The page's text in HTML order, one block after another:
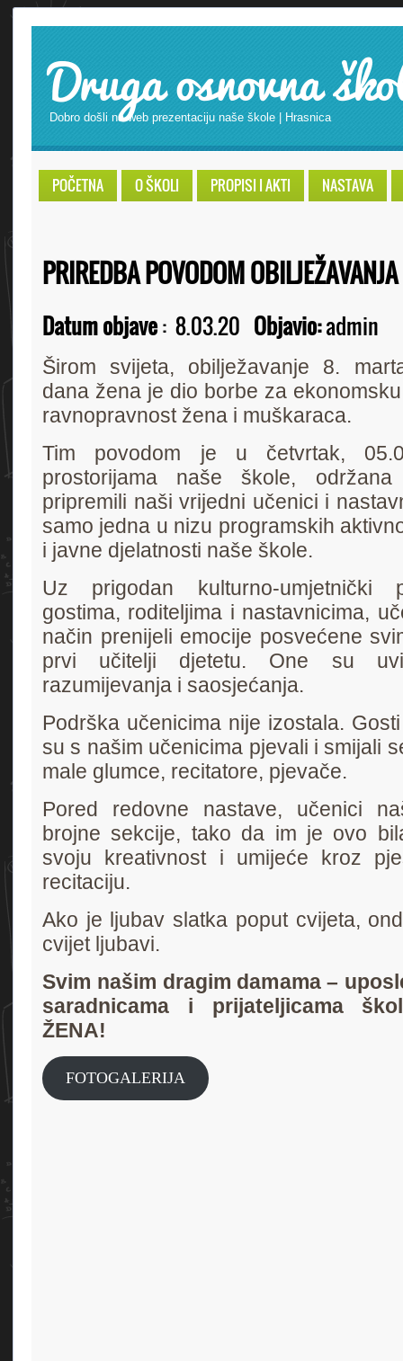
Druga osnovna
Dobro došli na web prezentaciju naše škole | Hrasnica
POČETNA O ŠKOLI PROPISI I AKTI NASTAVA
PRIREDBA POVODOM
Datum objave: 8.03.20 Objavio:admin
Širom svijeta, obilježavanje 8.
dana žena je dio borbe za
ravnopravnost žena i muškaraca.
Tim povodom je u četvrtak,
prostorijama naše škole,
pripremili naši vrijedni učenici i
samo jedna u nizu programskih
i javne djelatnosti naše škole.
Uz prigodan kulturno-umjetnički
gostima, roditeljima i nastavnicima,
način prenijeli emocije posvećene
prvi učitelji djetetu. One su
razumijevanja i saosjećanja.
Podrška učenicima nije izostala.
su s našim učenicima pjevali i smijali
male glumce, recitatore, pjevače.
Pored redovne nastave, učenici
brojne sekcije, tako da im je ovo
svoju kreativnost i umijeće kroz
recitaciju.
Ako je ljubav slatka poput cvijeta,
cvijet ljubavi.
Svim našim dragim damama –
saradnicama i prijateljicama
ŽENA!
FOTOGALERIJA